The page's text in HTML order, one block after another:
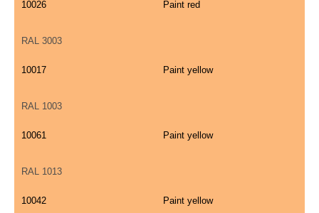
10026 Paint red
RAL 3003
10017 Paint yellow
RAL 1003
10061 Paint yellow
RAL 1013
10042 Paint yellow